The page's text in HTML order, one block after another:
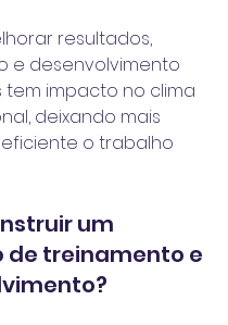
resultados,
e desenvolvimento
tem impacto no clima
deixando mais
o trabalho
um
de treinamento e